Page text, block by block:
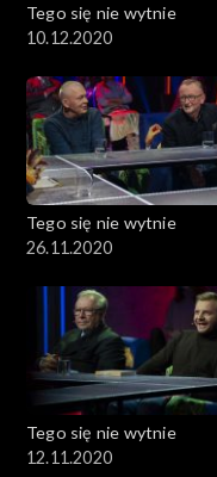
Tego się nie wytnie
10.12.2020
Tego się nie wytnie
26.11.2020
Tego się nie wytnie
12.11.2020